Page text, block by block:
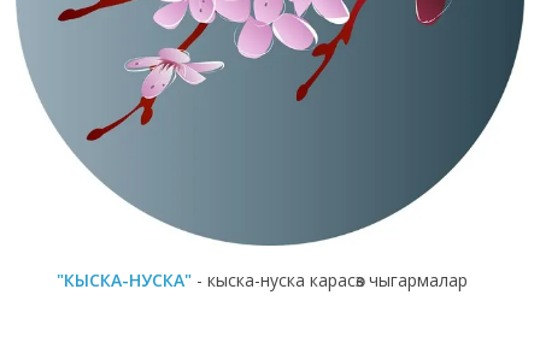
"КЫСКА-НУСКА" - кыска-нуска карасөз чыгармалар